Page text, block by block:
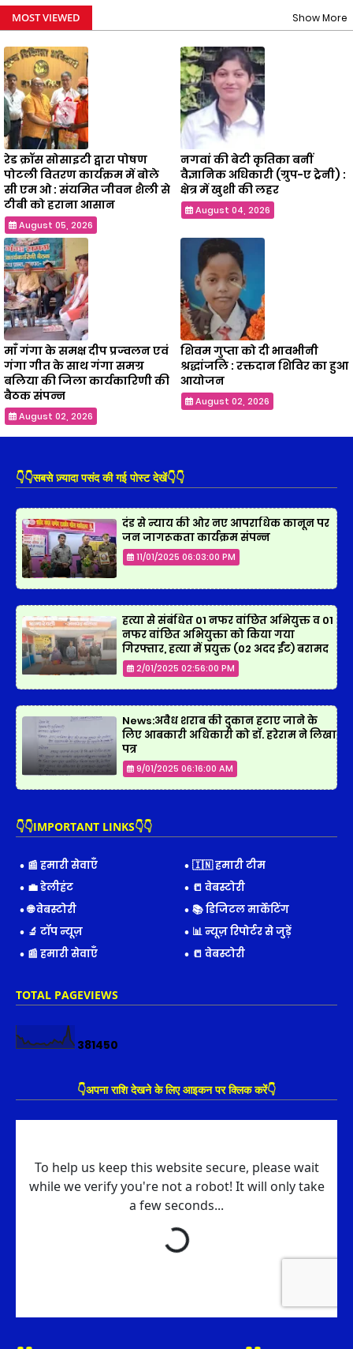
MOST VIEWED Show More
रेड क्रॉस सोसाइटी द्वारा पोषण
पोटली वितरण कार्यक्रम में बोले
सी एम ओ : संयमित जीवन शैली से
टीबी को हराना आसान
August 05, 2026
नगवां की बेटी कृतिका बनीं
वैज्ञानिक अधिकारी (ग्रुप-ए ट्रेनी) :
क्षेत्र में खुशी की लहर
August 04, 2026
माँ गंगा के समक्ष दीप प्रज्वलन एवं
गंगा गीत के साथ गंगा समग्र
बलिया की जिला कार्यकारिणी की
बैठक संपन्न
August 02, 2026
शिवम गुप्ता को दी भावभीनी
श्रद्धांजलि : रक्तदान शिविर का हुआ
आयोजन
August 02, 2026
👇👇सबसे ज़्यादा पसंद की गई पोस्ट देखें👇👇
दंड से न्याय की ओर नए आपराधिक कानून पर
जन जागरूकता कार्यक्रम संपन्न
11/01/2025 06:03:00 PM
हत्या से संबंधित 01 नफर वांछित अभियुक्त व 01
नफर वांछित अभियुक्ता को किया गया
गिरफ्तार, हत्या में प्रयुक्त (02 अदद ईंट) बरामद
2/01/2025 02:56:00 PM
News:अवैध शराब की दुकान हटाए जाने के
लिए आबकारी अधिकारी को डॉ. हरेराम ने लिखा
पत्र
9/01/2025 06:16:00 AM
👇👇IMPORTANT LINKS👇👇
📰 हमारी सेवाएँ
🇮🇳 हमारी टीम
💼 डेलीहंट
📒 वेबस्टोरी
🌐 वेबस्टोरी
📚 डिजिटल मार्केटिंग
🔬 टॉप न्यूज़
📊 न्यूज़ रिपोर्टर से जुड़ें
📰 हमारी सेवाएँ
📒 वेबस्टोरी
TOTAL PAGEVIEWS
381450
👇अपना राशि देखने के लिए आइकन पर क्लिक करें👇